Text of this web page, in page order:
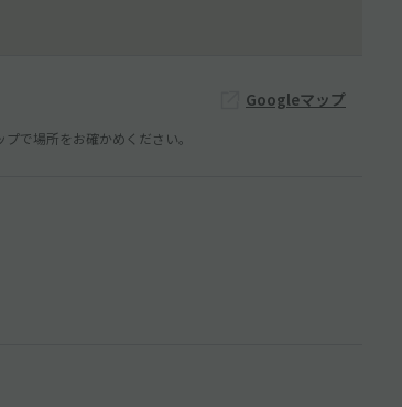
Googleマップ
で場所をお確かめください。